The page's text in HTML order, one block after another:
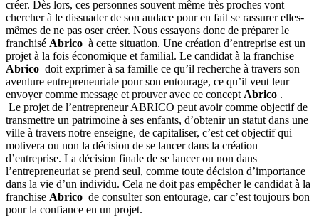
créer. Dès lors, ces personnes souvent même très proches vont
chercher à le dissuader de son audace pour en fait se rassurer elles-
mêmes de ne pas oser créer. Nous essayons donc de préparer le
franchisé Abrico à cette situation. Une création d’entreprise est un
projet à la fois économique et familial. Le candidat à la franchise
Abrico doit exprimer à sa famille ce qu’il recherche à travers son
aventure entrepreneuriale pour son entourage, ce qu’il veut leur
envoyer comme message et prouver avec ce conceptAbrico .
Le projet de l’entrepreneur ABRICO peut avoir comme objectif de
transmettre un patrimoine à ses enfants, d’obtenir un statut dans une
ville à travers notre enseigne, de capitaliser, c’est cet objectif qui
motivera ou non la décision de se lancer dans la création
d’entreprise. La décision finale de se lancer ou non dans
l’entrepreneuriat se prend seul, comme toute décision d’importance
dans la vie d’un individu. Cela ne doit pas empêcher le candidat à la
franchise Abrico de consulter son entourage, car c’est toujours bon
pour la confiance en un projet.